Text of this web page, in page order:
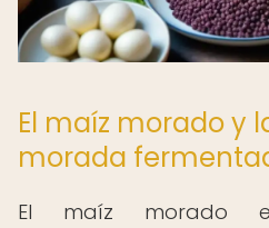
El maíz morado y
morada
El maíz morado